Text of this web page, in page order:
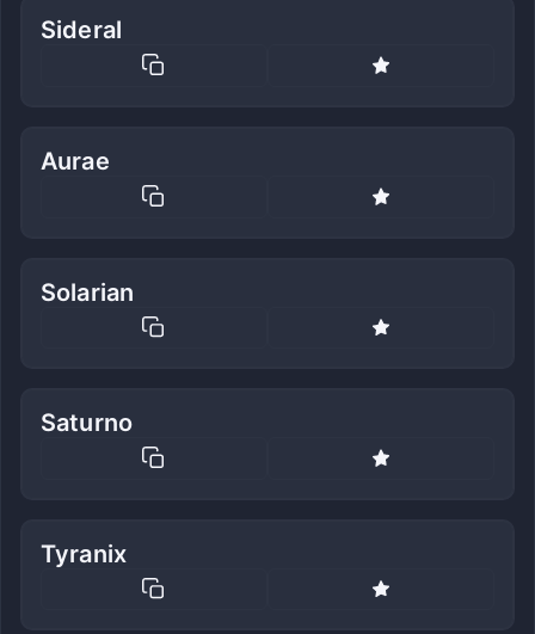
Sideral
Aurae
Solarian
Saturno
Tyranix